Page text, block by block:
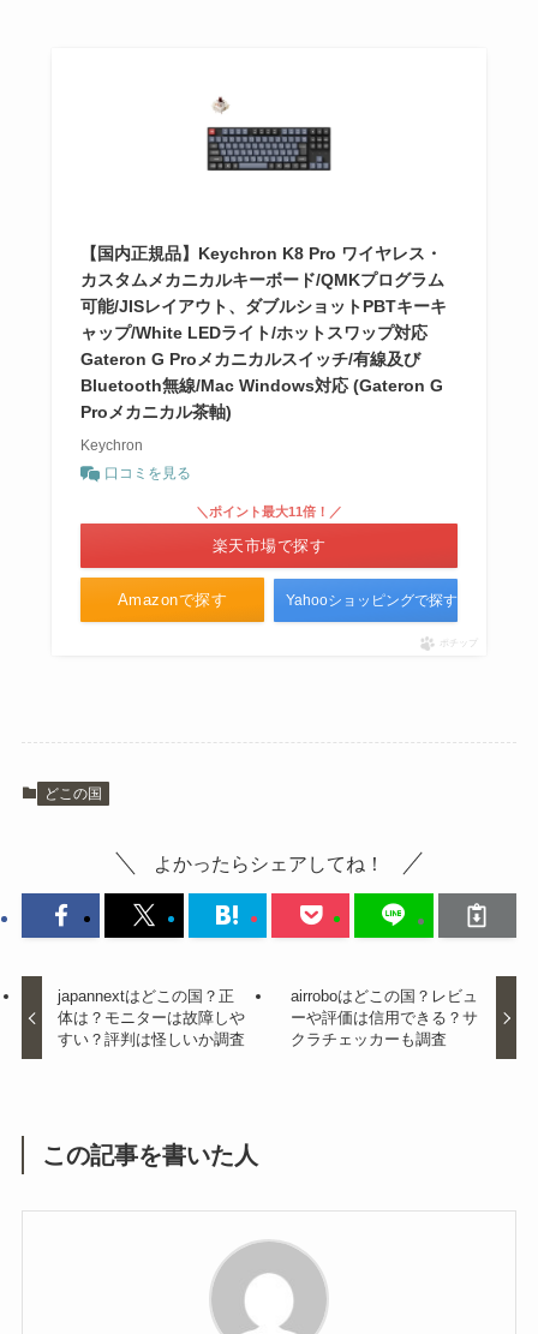
【国内正規品】Keychron K8 Pro ワイヤレス・
カスタムメカニカルキーボード/QMKプログラム
可能/JISレイアウト、ダブルショットPBTキーキ
ャップ/White LEDライト/ホットスワップ対応
Gateron G Proメカニカルスイッチ/有線及び
Bluetooth無線/Mac Windows対応 (Gateron G
Proメカニカル茶軸)
Keychron
口コミを見る
Amazonで探す
＼ポイント最大11倍！／
楽天市場で探す
Yahooショッピングで探す
ポチップ
どこの国
よかったらシェアしてね！
japannextはどこの国？正
体は？モニターは故障しや
すい？評判は怪しいか調査
airroboはどこの国？レビュ
ーや評価は信用できる？サ
クラチェッカーも調査
この記事を書いた人